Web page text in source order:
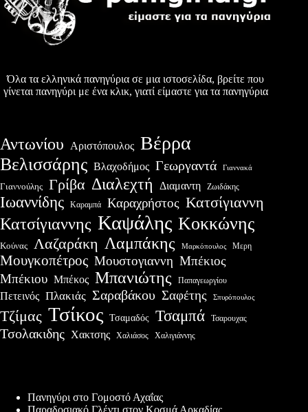
Όλα τα ελληνικά πανηγύρια σε μια ιστοσελίδα, βρείτε που
γίνεται πανηγύρι με ένα κλικ, γιατί είμαστε για τα πανηγύρια
Αντωνίου Αριστόπουλος Βέρρα
Βελισσάρης Βλαχοδήμος Γεωργαντά Γιαννακά
Γιαννούλης Γρίβα Διαλεχτή Διαμαντη Ζωιδάκης
Ιωαννίδης Καραμπά Καραχρήστος Κατσίγιαννη
Κατσίγιαννης Καψάλης Κοκκώνης
Κούνας Λαζαράκη Λαμπάκης Μαρκόπουλος Μερη
Μουγκοπέτρος Μουστογιαννη Μπέκιος
Μπέκιου Μπέκος Μπανιώτης Παπαγεωργίου
Πετεινός Πλακιάς Σαραβάκου Σαφέτης Σπυρόπουλος
Τζίμας Τσίκος Τσαμαδός Τσαμπά Τσαρουχας
Τσολακιδης Χακτσης Χαλιάσος Χαλιγιάννης
Πανηγύρι στο Γομοστό Αχαΐας